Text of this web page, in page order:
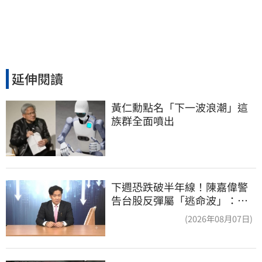
延伸閱讀
黃仁勳點名「下一波浪潮」這
族群全面噴出
下週恐跌破半年線！陳嘉偉警
告台股反彈屬「逃命波」：空
(2026年08月07日)